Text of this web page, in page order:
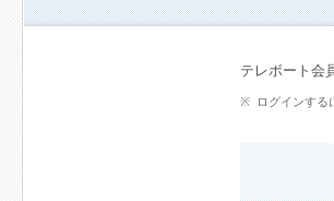
テレボート会
ログインする